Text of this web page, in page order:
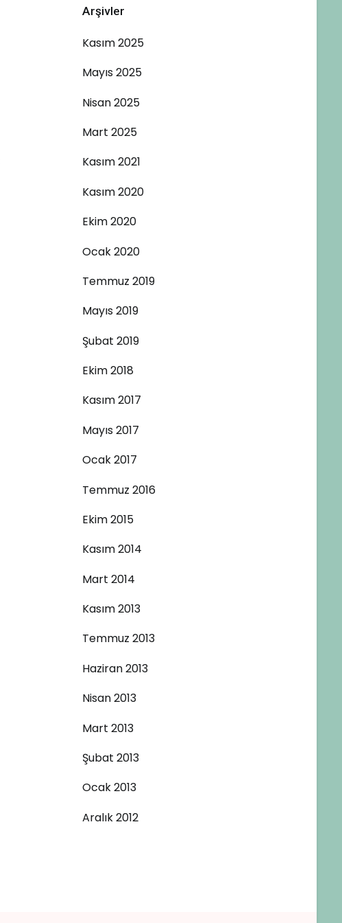
Arşivler
Kasım 2025
Mayıs 2025
Nisan 2025
Mart 2025
Kasım 2021
Kasım 2020
Ekim 2020
Ocak 2020
Temmuz 2019
Mayıs 2019
Şubat 2019
Ekim 2018
Kasım 2017
Mayıs 2017
Ocak 2017
Temmuz 2016
Ekim 2015
Kasım 2014
Mart 2014
Kasım 2013
Temmuz 2013
Haziran 2013
Nisan 2013
Mart 2013
Şubat 2013
Ocak 2013
Aralık 2012